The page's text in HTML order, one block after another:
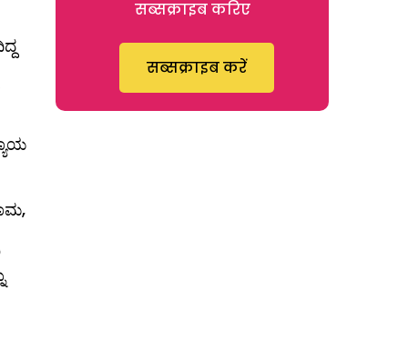
सब्सक्राइब करिए
सब्सक्राइब करें